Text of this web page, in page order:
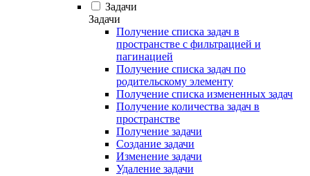
Задачи
Задачи
Получение списка задач в
пространстве с фильтрацией и
пагинацией
Получение списка задач по
родительскому элементу
Получение списка измененных задач
Получение количества задач в
пространстве
Получение задачи
Создание задачи
Изменение задачи
Удаление задачи